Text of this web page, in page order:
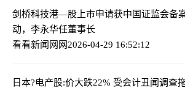
剑桥科技港—股上市申请获中国证监会备
动，李永华任董事长
看看新闻网网2026-04-29 16:52:12
日本?电产股:价大跌22% 受会计丑闻调查